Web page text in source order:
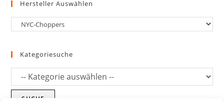
Hersteller Auswählen
Kategoriesuche
SUCHE